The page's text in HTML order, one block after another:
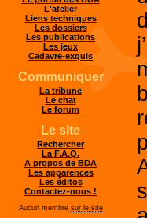
L'atelier
Liens techniques
Les dossiers
Les publications
Les jeux
Cadavre-exquis
Communiquer
La tribune
Le chat
Le forum
Le site
Rechercher
La F.A.Q.
A propos de BDA
Les apparences
Les éditos
Contactez-nous !
Aucun membre sur le site